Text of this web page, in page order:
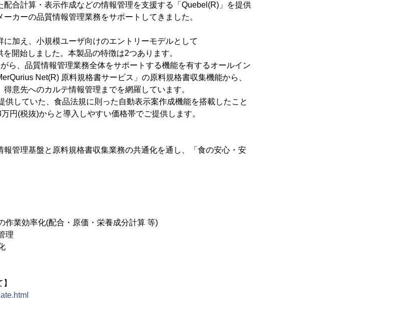
配合計算・表示作成などの情報管理を支援する「Quebel(R)」を提供
カーの品質情報管理業務をサポートしてきました。
加え、小規模ユーザ向けのエントリーモデルとして
開始しました。本製品の特徴は2つあります。
ら、品質情報管理業務全体をサポートする機能を有するオールイン
Net(R) 原料規格書サービス」の原料規格書収集機能から、
意先へのカルテ情報管理までを網羅しています。
供していた、食品法規に則った自動表示案作成機能を搭載したこと
円(税抜)からと導入しやすい価格帯でご提供します。
管理基盤と原料規格書収集業務の共通化を通し、「食の安心・安
作業効率化(配合・原価・栄養成分計算 等)
理